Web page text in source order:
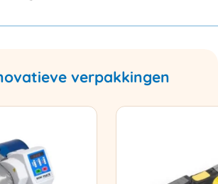
verpakkingen